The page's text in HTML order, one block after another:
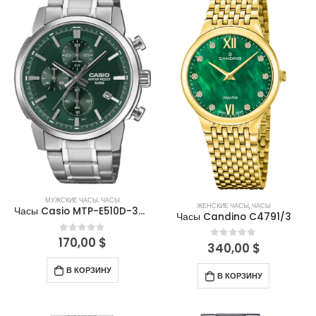
МУЖСКИЕ ЧАСЫ,ЧАСЫ
Часы Casio MTP-E510D-3AVDF
0out of 5
170,00 $
В КОРЗИНУ
ЖЕНСКИЕ ЧАСЫ,ЧАСЫ
Часы Candino C4791/3
0 out of 5
340,00 $
В КОРЗИНУ